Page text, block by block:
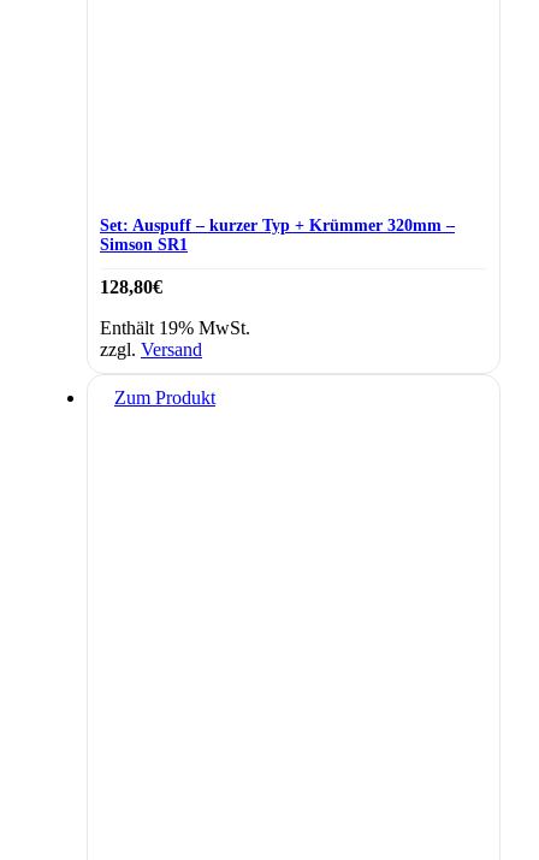
Set: Auspuff – kurzer Typ + Krümmer 320mm –
Simson SR1
128,80€
Enthält 19% MwSt.
zzgl. Versand
Zum Produkt